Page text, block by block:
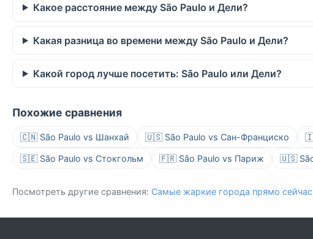
Какое расстояние между São Paulo и Дели?
Какая разница во времени между São Paulo и Дели?
Какой город лучше посетить: São Paulo или Дели?
Похожие сравнения
🇨🇳 São Paulo vs Шанхай 🇺🇸 São Paulo vs Сан-Франциско
🇸🇪 São Paulo vs Стокгольм 🇫🇷 São Paulo vs Париж 🇺🇸 São
Посмотреть другие сравнения: Самые жаркие города прямо сейчас